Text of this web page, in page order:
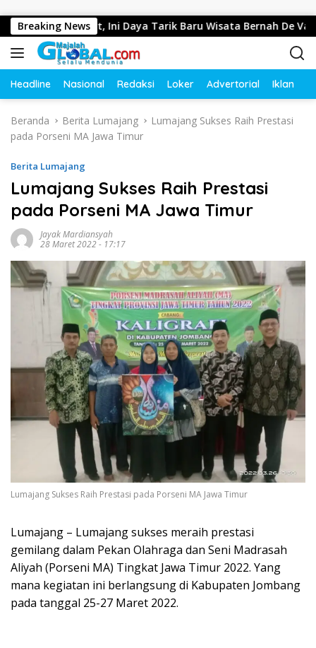
Breaking News
di Resort, Ini Daya Tarik Baru Wisata Bernah De Vallei
Headline Nasional Redaksi Loker Advertorial Iklan
Beranda Berita Lumajang
Lumajang Sukses Raih Prestasi
pada Porseni MA Jawa Timur
Berita Lumajang
Lumajang Sukses Raih Prestasi
pada Porseni MA Jawa Timur
Jayak Mardiansyah
28 Maret 2022 - 17:17
Lumajang Sukses Raih Prestasi pada Porseni MA Jawa Timur
Lumajang – Lumajang sukses meraih prestasi
gemilang dalam Pekan Olahraga dan Seni Madrasah
Aliyah (Porseni MA) Tingkat Jawa Timur 2022. Yang
mana kegiatan ini berlangsung di Kabupaten Jombang
pada tanggal 25-27 Maret 2022.